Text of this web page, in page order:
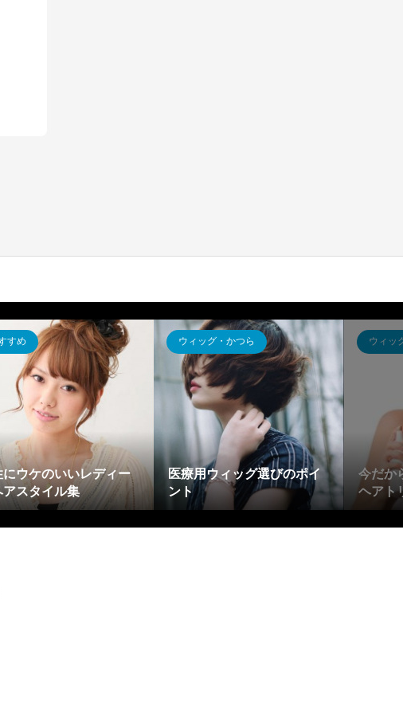
すめ
にウケのいいレディー
アスタイル集
ウィッグ・かつら
医療用ウィッグ選びのポイ
ント
ウィッ
今だか
ヘアト